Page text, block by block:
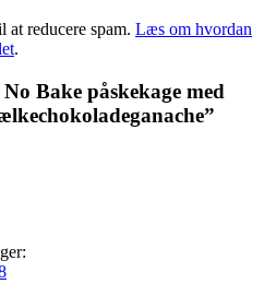
at reducere spam. Læs om hvordan
.
Bake påskekage med